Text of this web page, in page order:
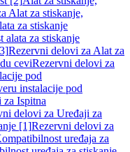
Alat za stiskanje,
za stiskanje
za stiskanje
Rezervni delovi za Alat za
ceviRezervni delovi za
pod
instalacije pod
Ispitna
delovi za Uređaji za
[1]Rezervni delovi za
uređaja za